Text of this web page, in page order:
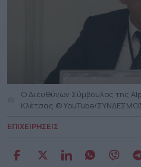
O Διευθύνων Σύμβουλος της
Κλέτσας © YouTube/
ΕΠΙΧΕΙΡΗΣΕΙΣ